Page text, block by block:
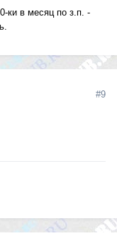
ки в месяц по з.п. -
#9